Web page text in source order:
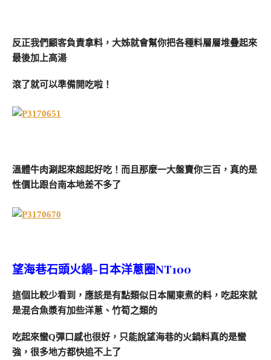
反正我們顧客負責拿料，大姊就會幫你把各種料層層堆疊起來
最後加上高湯
滾了就可以準備開吃啦！
溫體牛肉涮起來超起好吃！而且那麼一大盤賣你三百，真的是
性價比跟台南本地差不多了
望海巷石頭火鍋-日本洋蔥圈NT100
這個比較少看到，應該是有點類似日本關東煮的料，吃起來就
是混合魚漿有加些洋蔥、竹筍之類的
吃起來蠻Q彈口感也很好，只能說望海巷的火鍋料真的是蠻
強，很多地方都快追不上了